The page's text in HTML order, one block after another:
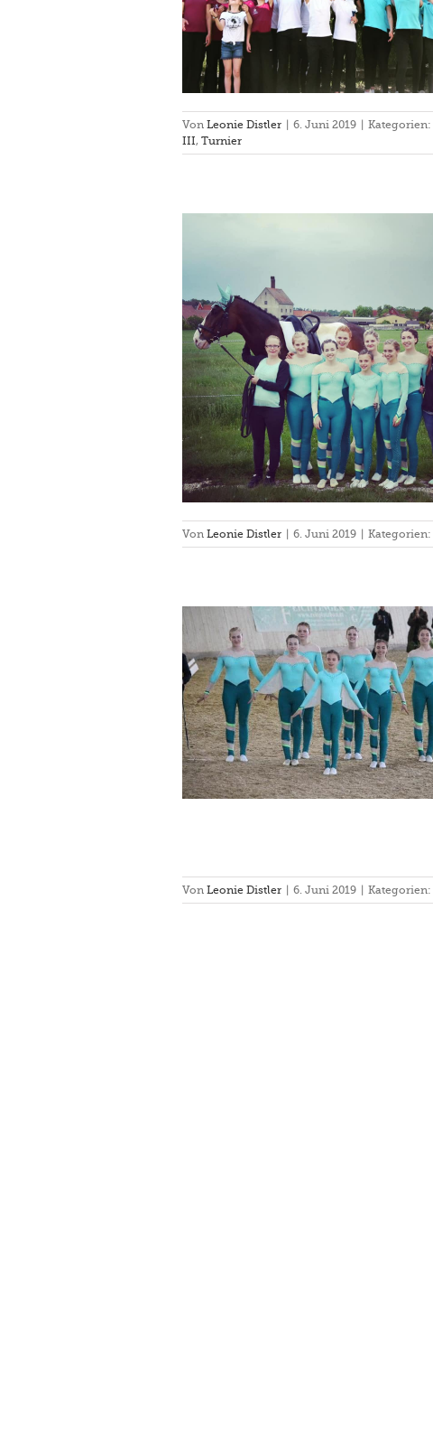
Von Leonie Distler 6. Juni 2019 Kategorien:
III, Turnier
Von Leonie Distler 6. Juni 2019 Kategorien:
Von Leonie Distler 6. Juni 2019 Kategorien: